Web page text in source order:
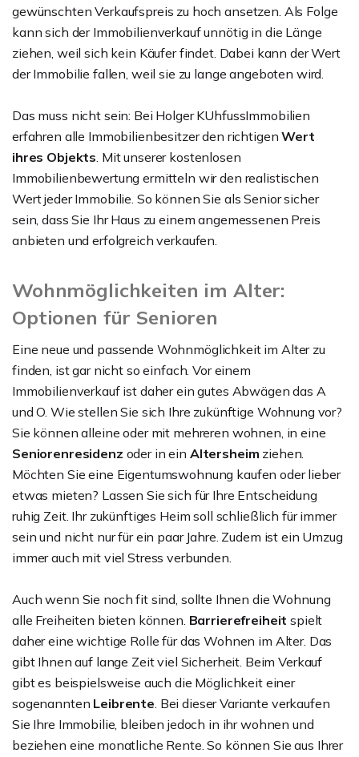
gewünschten Verkaufspreis zu hoch ansetzen. Als Folge
kann sich der Immobilienverkauf unnötig in die Länge
ziehen, weil sich kein Käufer findet. Dabei kann der Wert
der Immobilie fallen, weil sie zu lange angeboten wird.
Das muss nicht sein: Bei Holger KUhfussImmobilien
erfahren alle Immobilienbesitzer den richtigenWert
ihres Objekts. Mit unserer kostenlosen
Immobilienbewertung ermitteln wir den realistischen
Wert jeder Immobilie. So können Sie als Senior sicher
sein, dass Sie Ihr Haus zu einem angemessenen Preis
anbieten und erfolgreich verkaufen.
Wohnmöglichkeiten im Alter:
Optionen für Senioren
Eine neue und passende Wohnmöglichkeit im Alter zu
finden, ist gar nicht so einfach. Vor einem
Immobilienverkauf ist daher ein gutes Abwägen das A
und O. Wie stellen Sie sich Ihre zukünftige Wohnung vor?
Sie können alleine oder mit mehreren wohnen, in eine
Seniorenresidenz oder in ein Altersheim ziehen.
Möchten Sie eine Eigentumswohnung kaufen oder lieber
etwas mieten? Lassen Sie sich für Ihre Entscheidung
ruhig Zeit. Ihr zukünftiges Heim soll schließlich für immer
sein und nicht nur für ein paar Jahre. Zudem ist ein Umzug
immer auch mit viel Stress verbunden.
Auch wenn Sie noch fit sind, sollte Ihnen die Wohnung
alle Freiheiten bieten können. Barrierefreiheitspielt
daher eine wichtige Rolle für das Wohnen im Alter. Das
gibt Ihnen auf lange Zeit viel Sicherheit. Beim Verkauf
gibt es beispielsweise auch die Möglichkeit einer
sogenannten Leibrente. Bei dieser Variante verkaufen
Sie Ihre Immobilie, bleiben jedoch in ihr wohnen und
beziehen eine monatliche Rente. So können Sie aus Ihrer